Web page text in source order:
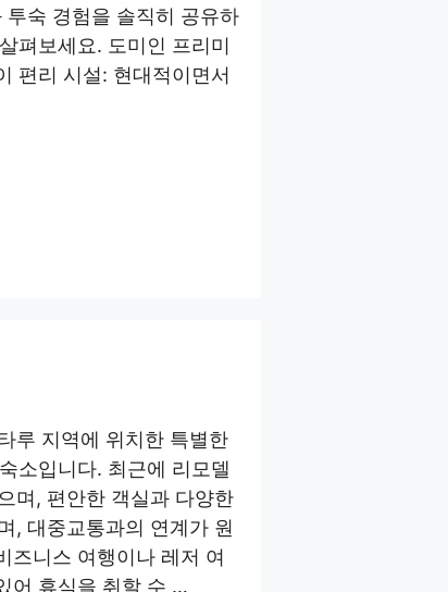
숙 경험을 솔직히 공유하
펴보세요. 도미인 프리미
편리 시설: 현대적이면서
루 지역에 위치한 특별한
소입니다. 최근에 리모델
며, 편안한 객실과 다양한
, 대중교통과의 연계가 원
즈니스 여행이나 레저 여
어 휴식을 취할 수 …